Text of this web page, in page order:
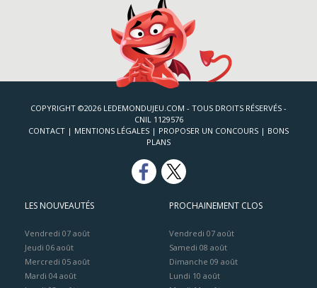
COPYRIGHT ©2026 LEDEMONDUJEU.COM - TOUS DROITS RÉSERVÉS -
CNIL 1129576
CONTACT | MENTIONS LÉGALES | PROPOSER UN CONCOURS | BONS
PLANS
LES NOUVEAUTÉS
Vendredi 07 août
Jeudi 06 août
Mercredi 05 août
Mardi 04 août
PROCHAINEMENT CLOS
Vendredi 07 août
Samedi 08 août
Dimanche 09 août
Lundi 10 août